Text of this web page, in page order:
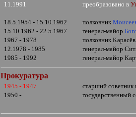
11.1991
преобразовано в
18.5.1954 - 15.10.1962 полковник
15.10.1962 - 22.5.1967
генерал-майор
1967 - 1978
полковник
12.1978 - 1985
генерал-майор
1985 - 1992
генерал-майор
Прокуратура
1945 - 1947
старший
1950 -
государственный